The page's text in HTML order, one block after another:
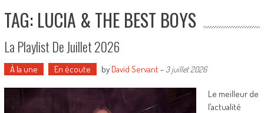
TAG: LUCIA & THE BEST BOYS
La Playlist De Juillet 2026
À la une En écoute by David Servant- 3 juillet 2026
Le meilleur de
l’actualité